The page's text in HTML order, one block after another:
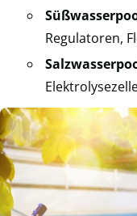
Regulatoren,